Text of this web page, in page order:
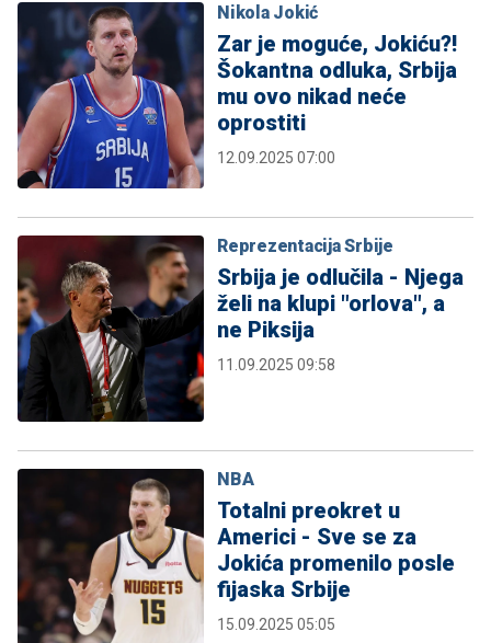
Nikola Jokić
Zar je moguće, Jokiću?!
Šokantna odluka, Srbija
mu ovo nikad neće
oprostiti
12.09.2025 07:00
Reprezentacija Srbije
Srbija je odlučila - Njega
želi na klupi "orlova", a
ne Piksija
11.09.2025 09:58
NBA
Totalni preokret u
Americi - Sve se za
Jokića promenilo posle
fijaska Srbije
15.09.2025 05:05